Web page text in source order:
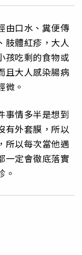
由口水、糞便傳
肢體紅疹，大人
孩吃剩的食物或
且大人感染腸病
微。
事情多半是想到
有外套膜，所以
所以每次當他遇
一定會徹底落實
。